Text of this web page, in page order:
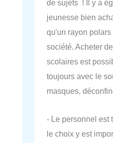
de sujets ! Il y a
jeunesse bien
qu'un rayon polars
société. Acheter
scolaires est
toujours avec le
masques,
- Le personnel est
le choix y est